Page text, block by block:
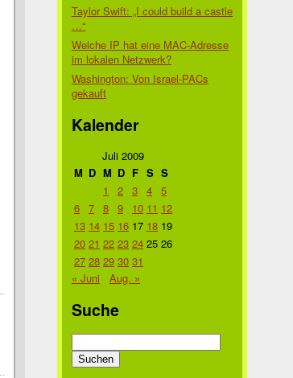
Taylor Swift: „I could build a castle
…“
Welche IP hat eine MAC-Adresse
im lokalen Netzwerk?
Washington: Von Israel-PACs
gekauft
Kalender
Juli 2009
M D M D F S S
1
2 3 4 5
6 7 8 9 10 11 12
13 14 15 16 17 18 19
20 21 22 23 24 25 26
27 28 29 30 31
« Juni
Aug. »
Suche
nach: